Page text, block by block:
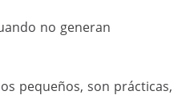
no generan
pequeños, son prácticas,